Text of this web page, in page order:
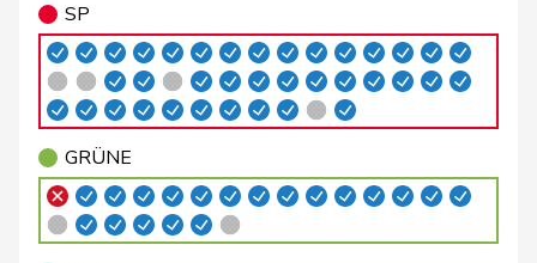
de
Montmollin
Simone FDP RL GE
de Quattro Jacqueline FDP RL
Dobler
Farinelli
Alex FDP RL
SP
GRÜNE